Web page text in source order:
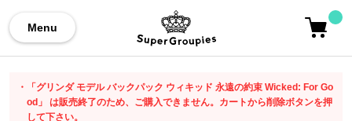
Menu
「グリンダ モデル バックパック ウィキッド 永遠の約束 Wicked: For Go
od」 は販売終了のため、ご購入できません。カートから削除ボタンを押
して下さい。